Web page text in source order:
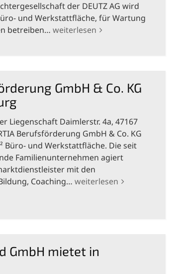
der DEUTZ AG wird
und Werkstattfläche, für Wartung
betreiben… weiterlesen
GmbH & Co. KG
Liegenschaft Daimlerstr. 4a, 47167
Berufsförderung GmbH & Co. KG
Büro- und Werkstattfläche. Die seit
Familienunternehmen agiert
mit den
Coaching… weiterlesen
GmbH mietet in